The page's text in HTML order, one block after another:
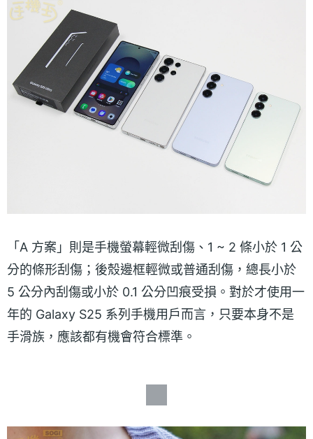
「A 方案」則是手機螢幕輕微刮傷、1 ~ 2 條小於 1 公
分的條形刮傷；後殼邊框輕微或普通刮傷，總長小於
5 公分內刮傷或小於 0.1 公分凹痕受損。對於才使用一
年的 Galaxy S25 系列手機用戶而言，只要本身不是
手滑族，應該都有機會符合標準。